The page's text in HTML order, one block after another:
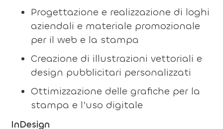
Progettazione e realizzazione di loghi
aziendali e materiale promozionale
per il web e la stampa
Creazione di illustrazioni vettoriali e
design pubblicitari personalizzati
Ottimizzazione delle grafiche per la
stampa e l’uso digitale
InDesign